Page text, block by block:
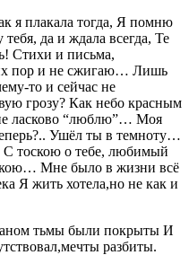
я плакала тогда, Я помню
да и ждала всегда, Те
Стихи и письма,
пор и не сжигаю… Лишь
то и сейчас не
грозу? Как небо красным
ласково “люблю”… Моя
Ушёл ты в темноту…
тоскою о тебе, любимый
Мне было в жизни всё
Я жить хотела,но не как и
тьмы были покрыты И
разбиты.